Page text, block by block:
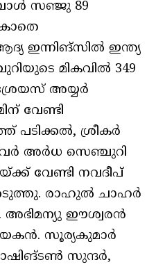
സഞ്ജു 89
ഇന്നിങ്‌സില്‍ ഇന്ത്യ
മികവില്‍ 349
അയ്യര്‍
വേണ്ടി
പടിക്കല്‍, ശ്രീകര്‍
അര്‍ധ സെഞ്ചുറി
വേണ്ടി നവദീപ്
രാഹുല്‍ ചാഹര്‍
അഭിമന്യു ഈശ്വരന്‍
സൂര്യകുമാര്‍
സുന്ദര്‍,